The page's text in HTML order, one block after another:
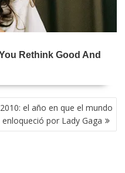
2010: el año en que el mundo
enloqueció por Lady Gaga